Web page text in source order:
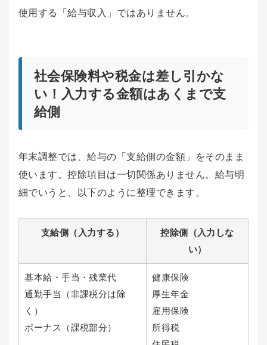
使用する「給与収入」ではありません。
社会保険料や税金は差し引かな
い！入力する金額はあくまで支
給側
年末調整では、給与の「支給側の金額」をそのまま
使います。控除項目は一切関係ありません。給与明
細でいうと、以下のように整理できます。
支給側（入力する）
控除側（入力しな
い）
基本給・手当・残業代
通勤手当（非課税分は除
く）
ボーナス（課税部分）
健康保険
厚生年金
雇用保険
所得税